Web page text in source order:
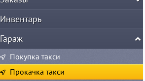
Инвентарь
Гараж
Покупка такси
Прокачка такси